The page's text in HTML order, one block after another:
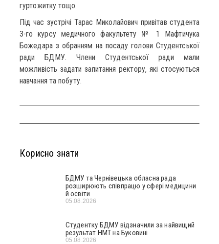
гуртожитку тощо.
Під час зустрічі Тарас Миколайович привітав студента
3-го курсу медичного факультету № 1 Мафтичука
Божедара з обранням на посаду голови Студентської
ради БДМУ. Члени Студентської ради мали
можливість задати запитання ректору, які стосуються
навчання та побуту.
Корисно знати
БДМУ та Чернівецька обласна рада
розширюють співпрацю у сфері медицини
й освіти
05.08.2026
Студентку БДМУ відзначили за найвищий
результат НМТ на Буковині
05.08.2026